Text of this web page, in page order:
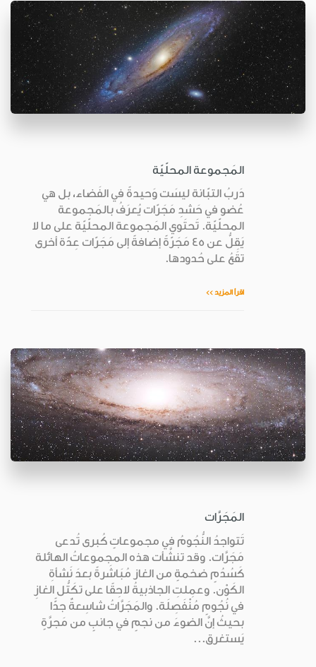
المَجموعة المحلّيّة
دَربُ التبّانة ليسَت وَحيدةً في الفَضاء، بل هي
عُضو في حَشدِ مَجَرّات يُعرَفُ بالمَجموعة
المحلّيّة. تَحتَوي المَجموعة المحلّيّة على ما لا
يَقِلُّ عن 45 مَجَرّةً إضافةً إلى مَجَرّات عِدّة أخرى
تقَعُ على حُدودها.
اقرأ المزيد >>
المَجَرَّات
تَتواجدُ النُّجُومُ في مجموعاتٍ كُبرى تُدعى
مَجَرَّات. وقد تنشَّأت هذه المجموعاتُ الهائلة
كَسُدُمٍ ضخمةٍ من الغاز مُبَاشَرةً بعدَ نَشأةِ
الكَوْن. وعمِلتِ الجاذبيةُ لاحِقًا على تكَتُّل الغازِ
في نُجُومٍ مُنْفَصِلَة. والمَجَرَّاتُ شاسِعةٌ جدًّا
بحيثُ إنَّ الضوءَ من نجمٍ في جانبٍ من مَجرَّةٍ
يَستغرق...